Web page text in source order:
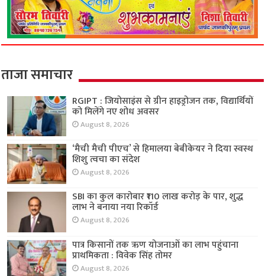
ताजा समाचार
RGIPT : जियोसाइंस से ग्रीन हाइड्रोजन तक, विद्यार्थियों
को मिलेंगे नए शोध अवसर
August 8, 2026
‘मैची मैची पीएच’ से हिमालया बेबीकेयर ने दिया स्वस्थ
शिशु त्वचा का संदेश
August 8, 2026
SBI का कुल कारोबार ₹110 लाख करोड़ के पार, शुद्ध
लाभ ने बनाया नया रिकॉर्ड
August 8, 2026
पात्र किसानों तक ऋण योजनाओं का लाभ पहुंचाना
प्राथमिकता : विवेक सिंह तोमर
August 8, 2026